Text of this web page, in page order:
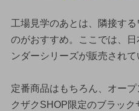
工場見学のあとは、隣接す
のがおすすめ。ここでは、
ンダーシリーズが販売されて
定番商品はもちろん、オー
クザクSHOP限定のブラック